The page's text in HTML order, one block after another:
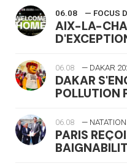
06.08 — FOCUS
AIX-LA-
06.08 — DAKAR
DAKAR
POLLUTION
06.08 — NATATION
PARIS